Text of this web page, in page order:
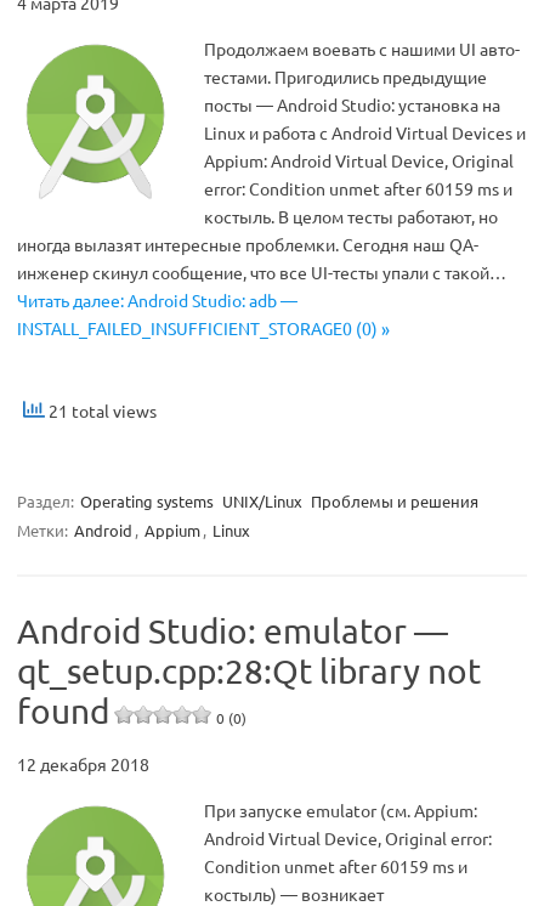
Продолжаем воевать с нашими UI авто-
тестами. Пригодились предыдущие
посты — Android Studio: установка на
Linux и работа с Android Virtual Devices и
Appium: Android Virtual Device, Original
error: Condition unmet after 60159 ms и
костыль. В целом тесты работают, но
иногда вылазят интересные проблемки. Сегодня наш QA-
инженер скинул сообщение, что все UI-тесты упали с такой…
Читать далее: Android Studio: adb —
INSTALL_FAILED_INSUFFICIENT_STORAGE0 (0) »
21 total views
Раздел: Operating systems UNIX/Linux Проблемы и решения
Метки: Android , Appium, Linux
Android Studio: emulator —
qt_setup.cpp:28:Qt library not
found
0 (0)
12 декабря 2018
При запуске emulator (см. Appium:
Android Virtual Device, Original error:
Condition unmet after 60159 ms и
костыль) — возникает